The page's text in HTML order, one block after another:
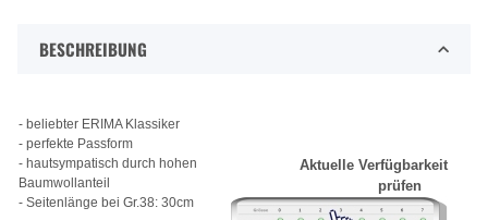
BESCHREIBUNG
- beliebter ERIMA Klassiker
- perfekte Passform
- hautsympatisch durch hohen
Baumwollanteil
- Seitenlänge bei Gr.38: 30cm
Aktuelle Verfügbarkeit
prüfen